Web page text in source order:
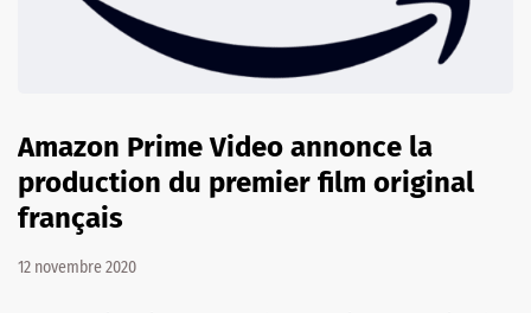
Amazon Prime Video annonce la
production du premier film original
français
12 novembre 2020